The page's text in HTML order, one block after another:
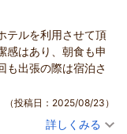
（返信日：2025/11/22）
き、誠にありがとう
とうございます。
りますが、少しず
ホテルを目指し、
テルを利用させて頂
感はあり、朝食も申
も出張の際は宿泊さ
（投稿日：2025/08/23）
詳しくみる